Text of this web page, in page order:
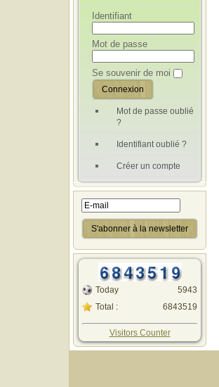
Identifiant
Mot de passe
Se souvenir de moi
Mot de passe oublié
?
Identifiant oublié ?
Créer un compte
Today
Total :
5943
6843519
Visitors Counter